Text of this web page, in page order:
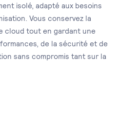
isolé, adapté aux besoins
Vous conservez la
cloud tout en gardant une
de la sécurité et de
sans compromis tant sur la